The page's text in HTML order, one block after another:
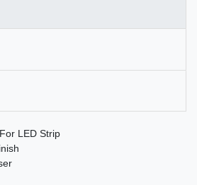
LED Strip